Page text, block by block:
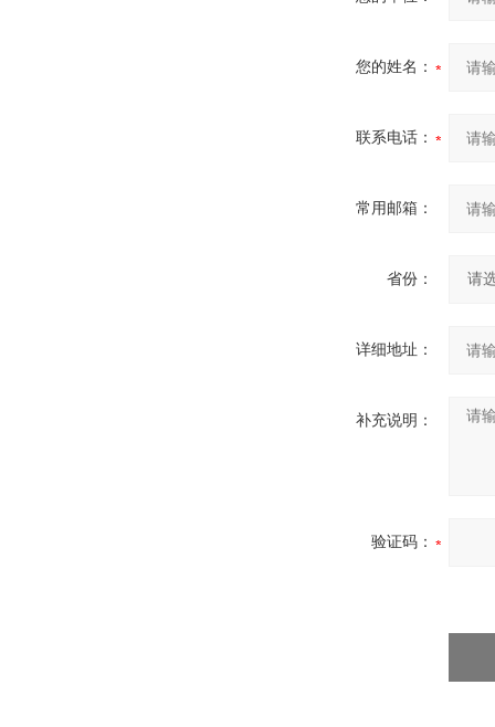
您的姓名：
联系电话：
常用邮箱：
省份：
详细地址：
补充说明：
验证码：